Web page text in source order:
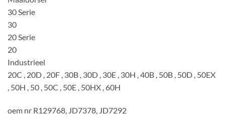
30 Serie
30
20 Serie
20
Industrieel
20C , 20D , 20F , 30B , 30D , 30E , 30H , 40B , 50B , 50D , 50EX
, 50H , 50 , 50C , 50E , 50HX , 60H
oem nr R129768, JD7378, JD7292